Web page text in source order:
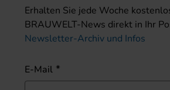
Erhalten Sie jede Woche
BRAUWELT-News direkt in Ihr
Newsletter-Archiv und Infos
E-Mail